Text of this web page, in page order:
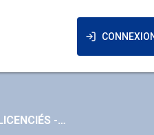
DIRECT'INFO LICENCIÉS - AVRIL 2026